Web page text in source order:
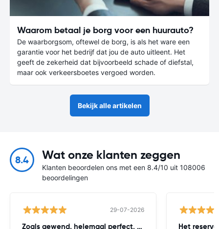
Waarom betaal je borg voor een huurauto?
De waarborgsom, oftewel de borg, is als het ware een
garantie voor het bedrijf dat jou de auto uitleent. Het
geeft de zekerheid dat bijvoorbeeld schade of diefstal,
maar ook verkeersboetes vergoed worden.
Bekijk alle artikelen
8.4 Wat onze klanten zeggen
Klanten beoordelen ons met een 8.4/10 uit 108006
beoordelingen
29-07-2026
Zoals gewend, helemaal perfect. Worry Het